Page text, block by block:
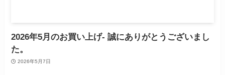
2026年5月のお買い上げ- 誠にありがとうございまし
た。
2026年5月7日